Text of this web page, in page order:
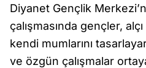
Diyanet Gençlik
çalışmasında gençler,
kendi mumlarını
ve özgün çalışmalar